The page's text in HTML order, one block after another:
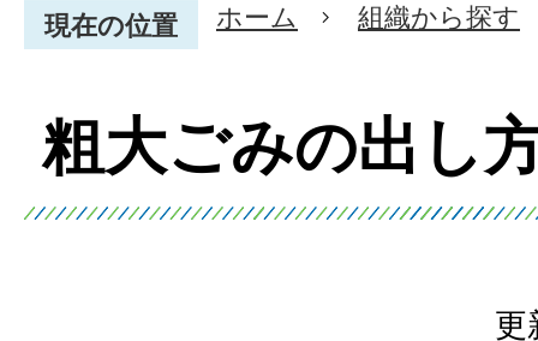
現在の位置 ホーム 組織から探す
粗大ごみの出し
更